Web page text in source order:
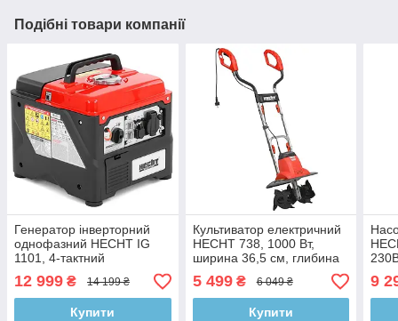
Подібні товари компанії
Генератор інверторний
однофазний HECHT IG
1101, 4-тактний
одноциліндровий двигун
Hecht, 1100Вт/1000Вт, бак
2,8л
12 999 ₴ 14 199 ₴
Купити
Культиватор електричний
HECHT 738, 1000 Вт,
ширина 36,5 см, глибина
до 20 см, ножів 4
5 499₴ 6 049 ₴
Купити
л/
9